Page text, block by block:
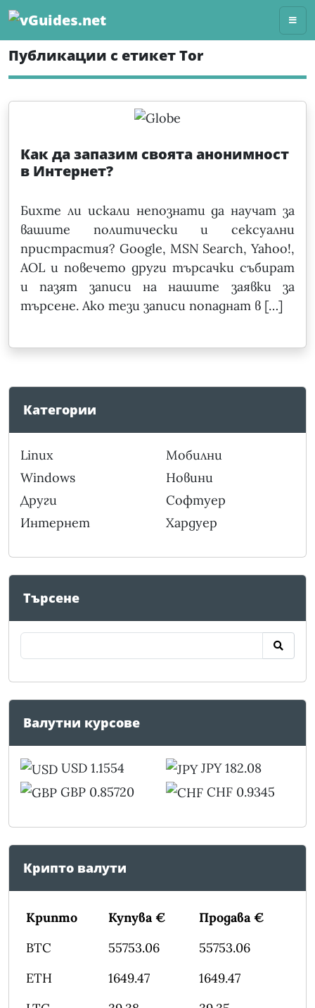
Skip
content
Публикации с етикет Tor
Как да запазим своята анонимност
в Интернет?
Бихте ли искали непознати да научат за
вашите политически и сексуални
пристрастия? Google, MSN Search, Yahoo!,
AOL и повечето други търсачки събират
и пазят записи на нашите заявки за
търсене. Ако тези записи попаднат в […]
Категории
Linux
Windows
Други
Интернет
Мобилни
Новини
Софтуер
Хардуер
Търсене
Валутни курсове
USD 1.1554
GBP 0.85720
JPY 182.08
CHF 0.9345
Крипто валути
Крипто Купува €
Продава €
BTC
55753.06
55753.06
ETH
1649.47
1649.47